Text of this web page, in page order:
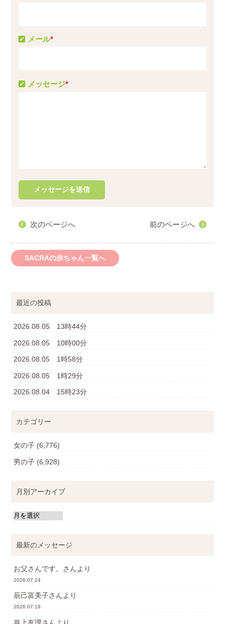
メッセージ*
メール*
次のページへ 前のページへ
SACRAの赤ちゃん一覧へ
最近の投稿
2026.08.05 13時44分
2026.08.05 10時00分
2026.08.05 1時58分
2026.08.05 1時29分
2026.08.04 15時23分
カテゴリー
女の子 (6,776)
男の子 (6,928)
月別アーカイブ
最新のメッセージ
お父さんです。 さんより
2026.07.24
辰己富美子さんより
2026.07.18
井上友理さんより